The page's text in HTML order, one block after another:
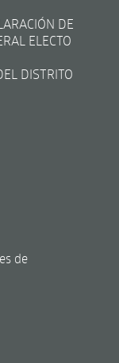
DE
ELECTO
DISTRITO
de